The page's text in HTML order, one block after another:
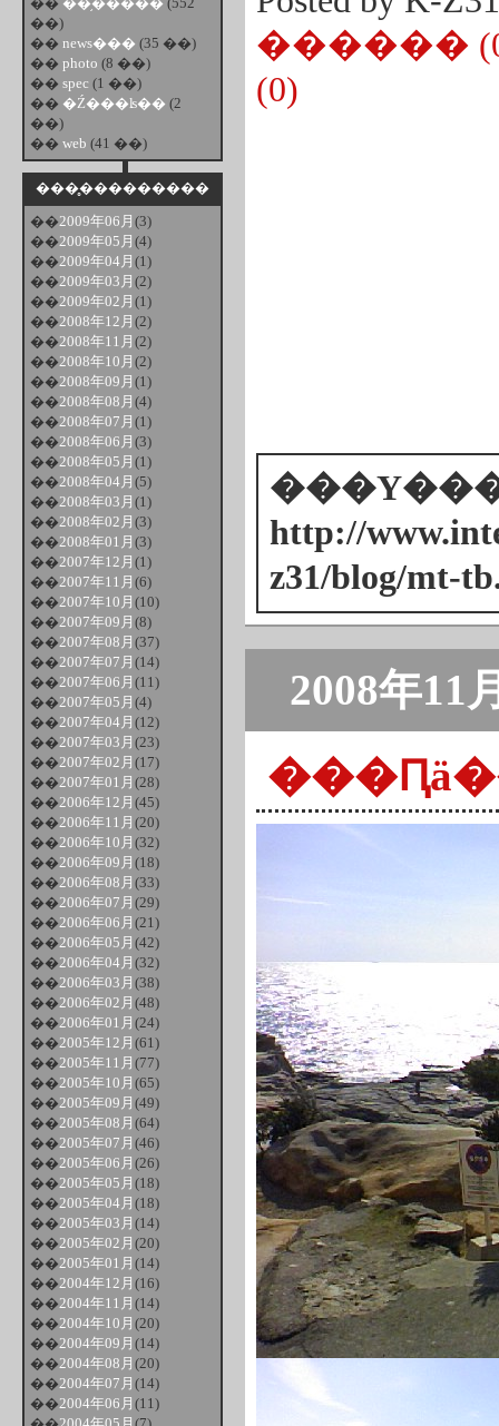
������
(0)
http://
z31/blog/mt-
2008年11
��)
�� news��� (35 ��)
�� photo (8 ��)
�� spec (1 ��)
�� �Ź���ʪ�� (2
��)
�� web (41 ��)
���̥���������
��2009年06月 (3)
��2009年05月 (4)
��2009年04月 (1)
��2009年03月 (2)
��2009年02月 (1)
��2008年12月 (2)
��2008年11月 (2)
��2008年10月 (2)
��2008年09月 (1)
��2008年08月 (4)
��2008年07月 (1)
��2008年06月 (3)
��2008年05月 (1)
��2008年04月 (5)
��2008年03月 (1)
��2008年02月 (3)
��2008年01月 (3)
��2007年12月 (1)
��2007年11月 (6)
��2007年10月 (10)
��2007年09月 (8)
��2007年08月 (37)
��2007年07月 (14)
��2007年06月 (11)
��2007年05月 (4)
��2007年04月 (12)
��2007年03月 (23)
��2007年02月 (17)
��2007年01月 (28)
��2006年12月 (45)
��2006年11月 (20)
��2006年10月 (32)
��2006年09月 (18)
��2006年08月 (33)
��2006年07月 (29)
��2006年06月 (21)
��2006年05月 (42)
��2006年04月 (32)
��2006年03月 (38)
��2006年02月 (48)
��2006年01月 (24)
��2005年12月 (61)
��2005年11月 (77)
��2005年10月 (65)
��2005年09月 (49)
��2005年08月 (64)
��2005年07月 (46)
��2005年06月 (26)
��2005年05月 (18)
��2005年04月 (18)
��2005年03月 (14)
��2005年02月 (20)
��2005年01月 (14)
��2004年12月 (16)
��2004年11月 (14)
��2004年10月 (20)
��2004年09月 (14)
��2004年08月 (20)
��2004年07月 (14)
��2004年06月 (11)